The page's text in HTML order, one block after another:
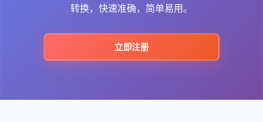
转换，快速准确，简单易用。
立即注册